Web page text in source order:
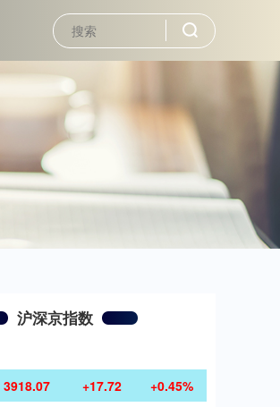
沪深京指数
3918.07 +17.72 +0.45%